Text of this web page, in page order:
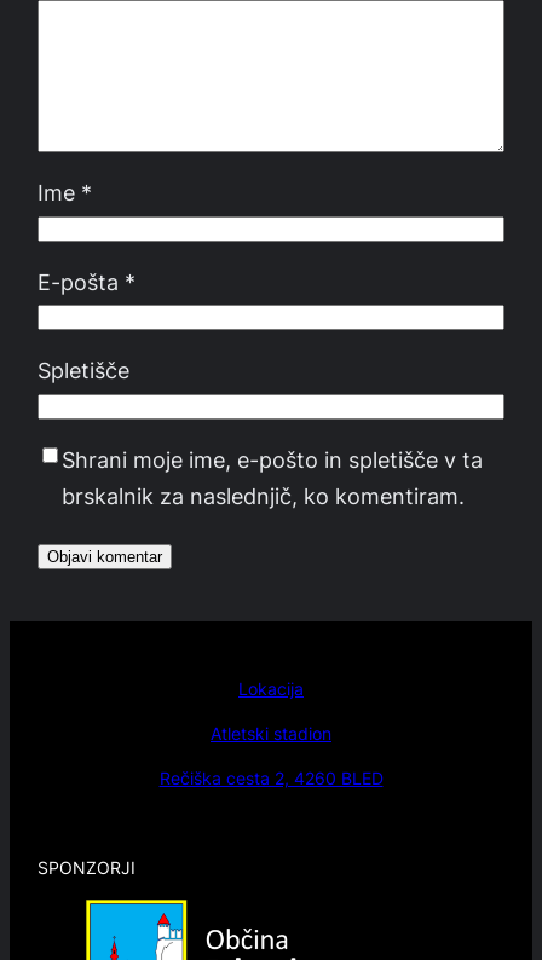
Ime *
E-pošta *
Spletišče
Shrani moje ime, e-pošto in spletišče v ta
brskalnik za naslednjič, ko komentiram.
Lokacija
Atletski stadion
Rečiška cesta 2, 4260 BLED
SPONZORJI